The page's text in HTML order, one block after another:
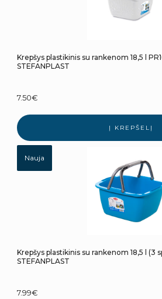
Krepšys plastikinis su rankenom 18,5 l
STEFANPLAST
7.50€
Į KREPŠELĮ
Nauja
Krepšys plastikinis su rankenom 18,5 l (3
STEFANPLAST
7.99€